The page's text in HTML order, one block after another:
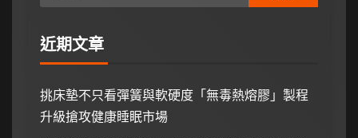
近期文章
挑床墊不只看彈簧與軟硬度「無毒熱熔膠」製程
升級搶攻健康睡眠市場